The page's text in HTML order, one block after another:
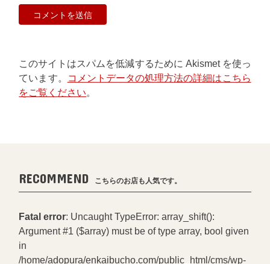
このサイトはスパムを低減するために Akismet を使っ
ています。
コメントデータの処理方法の詳細はこちら
をご覧ください。
RECOMMEND こちらのお店も人気です。
Fatal error: Uncaught TypeError: array_shift():
Argument #1 ($array) must be of type array, bool given
in
/home/adopura/enkaibucho.com/public_html/cms/wp-